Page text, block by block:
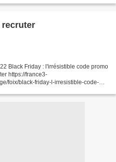
recruter
Black Friday : l'irrésistible code promo
https://france3-
foix/black-friday-l-irresistible-code-